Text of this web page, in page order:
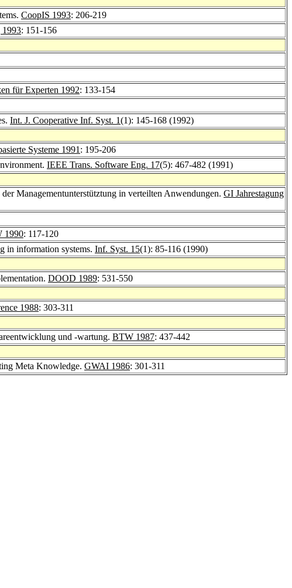
CoopIS 1993: 206-219
1993: 151-156
für Experten 1992: 133-154
Int. J. Cooperative Inf. Syst. 1(1): 145-168 (1992)
Systeme 1991 : 195-206
IEEE Trans. Software Eng. 17(5): 467-482 (1991)
Managementunterstütztung in verteilten Anwendungen. GI Jahrestagung
1990: 117-120
in information systems. Inf. Syst. 15(1): 85-116 (1990)
DOOD 1989: 531-550
1988: 303-311
und -wartung. BTW 1987: 437-442
Meta Knowledge. GWAI 1986: 301-311